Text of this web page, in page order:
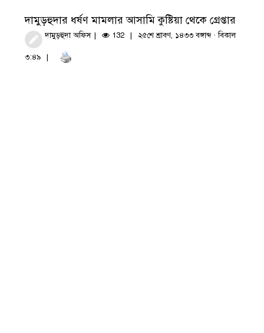
দামুড়হুদার ধর্ষণ মামলার আসামি কুষ্টিয়া থেকে গ্রেপ্তার
দামুড়হুদা অফিস 132 ২৫শে শ্রাবণ, ১৪৩৩ বঙ্গাব্দ · বিকাল
৩:৪৯